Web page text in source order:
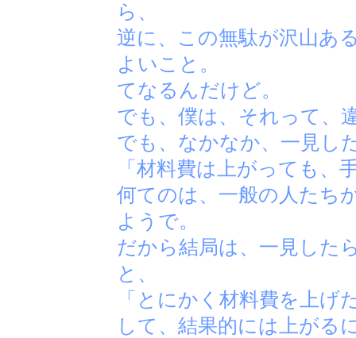
ら、
逆に、この無駄が沢山あ
よいこと。
てなるんだけど。
でも、僕は、それって、
でも、なかなか、一見し
「材料費は上がっても、
何てのは、一般の人たち
ようで。
だから結局は、一見した
と、
「とにかく材料費を上げ
して、結果的には上がる